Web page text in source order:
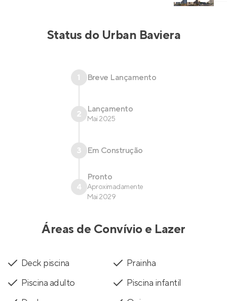
Status do Urban Baviera
1 Breve Lançamento
2 Lançamento
Mai 2025
3 Em Construção
4
Pronto
Aproximadamente
Mai 2029
Áreas de Convívio e Lazer
Deck piscina
Prainha
Piscina adulto
Piscina infantil